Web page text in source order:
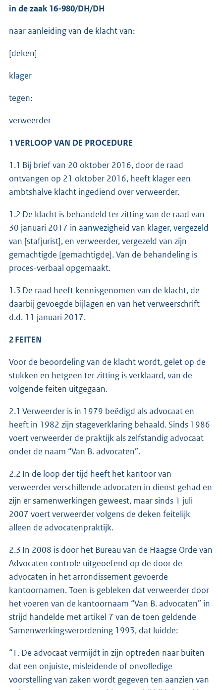
in de zaak 16-980/DH/DH
naar aanleiding van de klacht van:
[deken]
klager
tegen:
verweerder
1 VERLOOP VAN DE PROCEDURE
1.1 Bij brief van 20 oktober 2016, door de raad
ontvangen op 21 oktober 2016, heeft klager een
ambtshalve klacht ingediend over verweerder.
1.2 De klacht is behandeld ter zitting van de raad van
30 januari 2017 in aanwezigheid van klager, vergezeld
van [stafjurist], en verweerder, vergezeld van zijn
gemachtigde [gemachtigde]. Van de behandeling is
proces-verbaal opgemaakt.
1.3 De raad heeft kennisgenomen van de klacht, de
daarbij gevoegde bijlagen en van het verweerschrift
d.d. 11 januari 2017.
2 FEITEN
Voor de beoordeling van de klacht wordt, gelet op de
stukken en hetgeen ter zitting is verklaard, van de
volgende feiten uitgegaan.
2.1 Verweerder is in 1979 beëdigd als advocaat en
heeft in 1982 zijn stageverklaring behaald. Sinds 1986
voert verweerder de praktijk als zelfstandig advocaat
onder de naam “Van B. advocaten”.
2.2 In de loop der tijd heeft het kantoor van
verweerder verschillende advocaten in dienst gehad en
zijn er samenwerkingen geweest, maar sinds 1 juli
2007 voert verweerder volgens de deken feitelijk
alleen de advocatenpraktijk.
2.3 In 2008 is door het Bureau van de Haagse Orde van
Advocaten controle uitgeoefend op de door de
advocaten in het arrondissement gevoerde
kantoornamen. Toen is gebleken dat verweerder door
het voeren van de kantoornaam “Van B. advocaten” in
strijd handelde met artikel 7 van de toen geldende
Samenwerkingsverordening 1993, dat luidde:
“1. De advocaat vermijdt in zijn optreden naar buiten
dat een onjuiste, misleidende of onvolledige
voorstelling van zaken wordt gegeven ten aanzien van